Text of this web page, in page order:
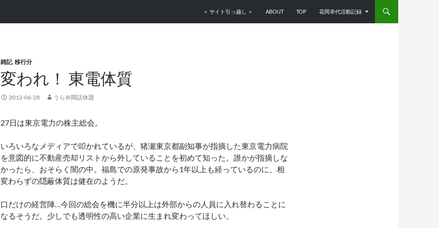
＜ サイト引っ越し ＞
ABOUT TOP 花岡幸代活動記録
雑記,移行分
変われ！ 東電体質
2012-06-28 うら＠閑話休題
27日は東京電力の株主総会。
いろいろなメディアで叩かれているが、猪瀬東京都副知事が指摘した東京電力病院
を意図的に不動産売却リストから外していることを初めて知った。誰かが指摘しな
かったら、おそらく闇の中。福島での原発事故から1年以上も経っているのに、相
変わらずの隠蔽体質は健在のようだ。
口だけの経営陣…今回の総会を機に半分以上は外部からの人員に入れ替わることに
なるそうだ。少しでも透明性の高い企業に生まれ変わってほしい。